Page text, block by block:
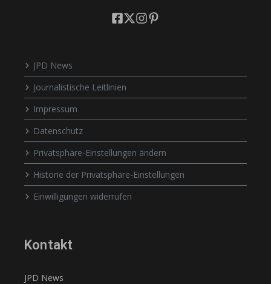
JPD News
Journalistische Leitlinien
Impressum
Datenschutz
Privatsphäre-Einstellungen ändern
Historie der Privatsphäre-Einstellungen
Einwilligungen widerrufen
Kontakt
JPD News